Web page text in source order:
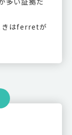
きはferretが